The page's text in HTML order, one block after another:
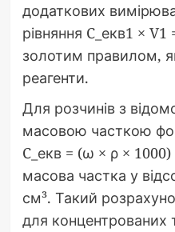
додаткових
рівняння C_екв1 × V1
золотим правилом,
реагенти.
Для розчинів з
масовою часткою
C_екв = (ω × ρ ×
масова частка у
см³. Такий
для концентрованих